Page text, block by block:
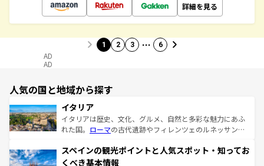
詳細を見る
1 2 3 … 6
AD
AD
人気の国と地域から探す
イタリア
イタリアは歴史、文化、グルメ、自然と多彩な魅力にあふ
れた国。 ローマの古代遺跡やフィレンツェのルネッサンス
ろん、トスカーナの美しい田園風景やアマルフィ海岸の絶
景など、自然景観も見逃せない。観光の合間には、本場の
スペインの観光ポイントと人気スポット・知ってお
くべき基本情報